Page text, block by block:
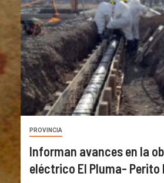
PROVINCIA
Informan avances en la
eléctrico El Pluma- Perito